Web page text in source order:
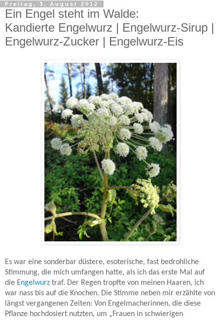
Freitag, 3. August 2012
Ein Engel steht im Walde:
Kandierte Engelwurz | Engelwurz-Sirup |
Engelwurz-Zucker | Engelwurz-Eis
Es war eine sonderbar düstere, esoterische, fast bedrohliche
Stimmung, die mich umfangen hatte, als ich das erste Mal auf
die Engelwurz traf. Der Regen tropfte von meinen Haaren, ich
war nass bis auf die Knochen. Die Stimme neben mir erzählte von
längst vergangenen Zeiten: Von Engelmacherinnen, die diese
Pflanze hochdosiert nutzten, um „Frauen in schwierigen